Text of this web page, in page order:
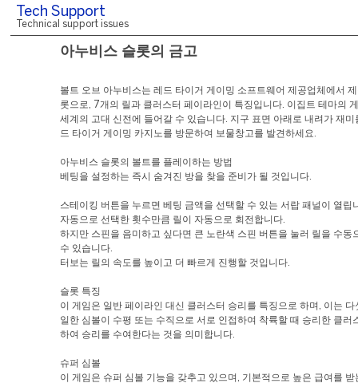
Tech Support
Technical support issues
아누비스 슬롯의 금고
볼트 오브 아누비스는 레드 타이거 게이밍 소프트웨어 제공업체에서
롯으로, 7개의 릴과 클러스터 페이라인이 특징입니다. 이집트 테마의
세계의 고대 신전에 들어갈 수 있습니다. 지구 표면 아래로 내려가 재미
드 타이거 게이밍 카지노를 방문하여 보물창고를 발견하세요.
아누비스 슬롯의 볼트를 플레이하는 방법
베팅을 설정하는 즉시 숨겨진 방을 찾을 준비가 될 것입니다.
스테이킹 버튼을 누르면 베팅 금액을 선택할 수 있는 서랍 패널이 열립
자동으로 선택한 횟수만큼 릴이 자동으로 회전합니다.
하지만 스핀을 음미하고 싶다면 큰 노란색 스핀 버튼을 눌러 릴을 수동
수 있습니다.
터보는 릴의 속도를 높이고 더 빠르게 진행할 것입니다.
슬롯 특징
이 게임은 일반 페이라인 대신 클러스터 승리를 특징으로 하며, 이는 다
일한 심볼이 수평 또는 수직으로 서로 인접하여 착륙할 때 승리한 클러
하여 승리를 수여한다는 것을 의미합니다.
슈퍼 심볼
이 게임은 슈퍼 심볼 기능을 갖추고 있으며, 기본적으로 높은 급여를 받